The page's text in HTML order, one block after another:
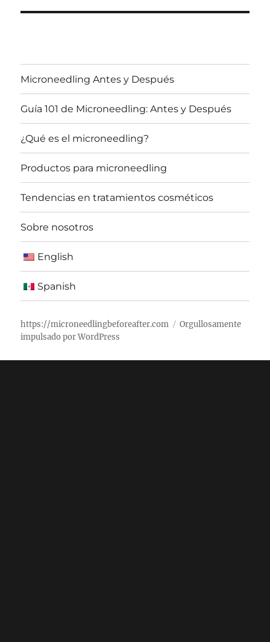
Microneedling Antes y Después
Guía 101 de Microneedling: Antes y Después
¿Qué es el microneedling?
Productos para microneedling
Tendencias en tratamientos cosméticos
Sobre nosotros
English
Spanish
https://microneedlingbeforeafter.com
Orgullosamente
impulsado por WordPress